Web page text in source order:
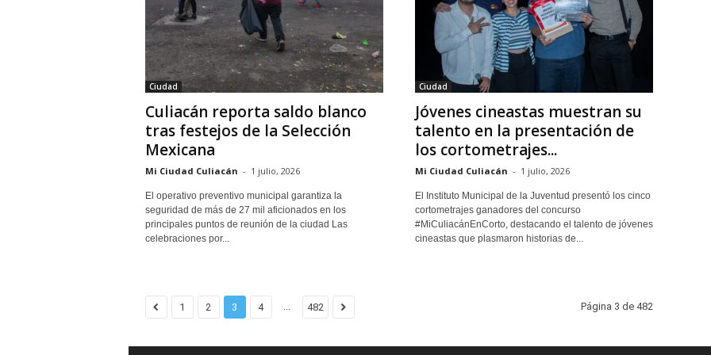
Ciudad
Culiacán reporta saldo blanco
tras festejos de la Selección
Mexicana
Mi Ciudad Culiacán - 1 julio, 2026
El operativo preventivo municipal garantiza la
seguridad de más de 27 mil aficionados en los
principales puntos de reunión de la ciudad Las
celebraciones por...
Ciudad
Jóvenes cineastas muestran su
talento en la presentación de
los cortometrajes...
Mi Ciudad Culiacán - 1 julio, 2026
El Instituto Municipal de la Juventud presentó los cinco
cortometrajes ganadores del concurso
#MiCuliacánEnCorto, destacando el talento de jóvenes
cineastas que plasmaron historias de...
1 2 3 4 ... 482 Página 3 de 482